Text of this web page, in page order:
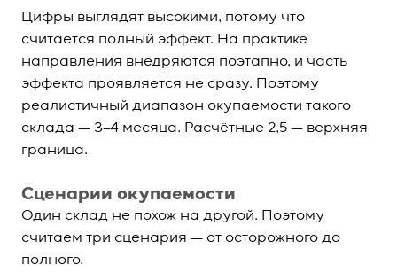
Цифры выглядят высокими, потому что
считается полный эффект. На практике
направления внедряются поэтапно, и часть
эффекта проявляется не сразу. Поэтому
реалистичный диапазон окупаемости такого
склада — 3–4 месяца. Расчётные 2,5 — верхняя
граница.
Сценарии окупаемости
Один склад не похож на другой. Поэтому
считаем три сценария — от осторожного до
полного.